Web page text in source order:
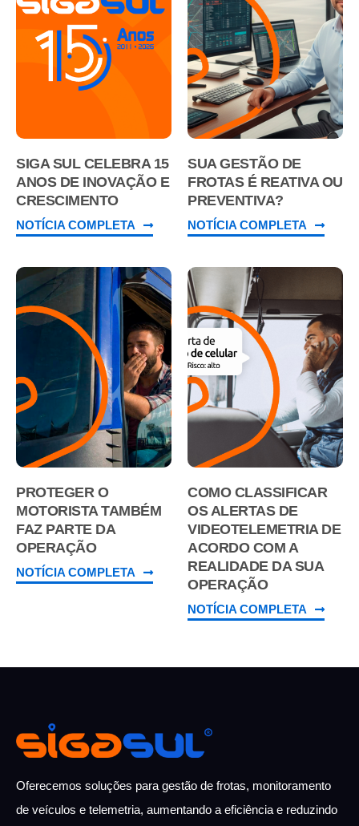
SIGA SUL CELEBRA 15
ANOS DE INOVAÇÃO E
CRESCIMENTO
NOTÍCIA COMPLETA
SUA GESTÃO DE
FROTAS É REATIVA OU
PREVENTIVA?
NOTÍCIA COMPLETA
PROTEGER O
MOTORISTA TAMBÉM
FAZ PARTE DA
OPERAÇÃO
NOTÍCIA COMPLETA
COMO CLASSIFICAR
OS ALERTAS DE
VIDEOTELEMETRIA DE
ACORDO COM A
REALIDADE DA SUA
OPERAÇÃO
NOTÍCIA COMPLETA
Oferecemos soluções para gestão de frotas, monitoramento
de veículos e telemetria, aumentando a eficiência e reduzindo